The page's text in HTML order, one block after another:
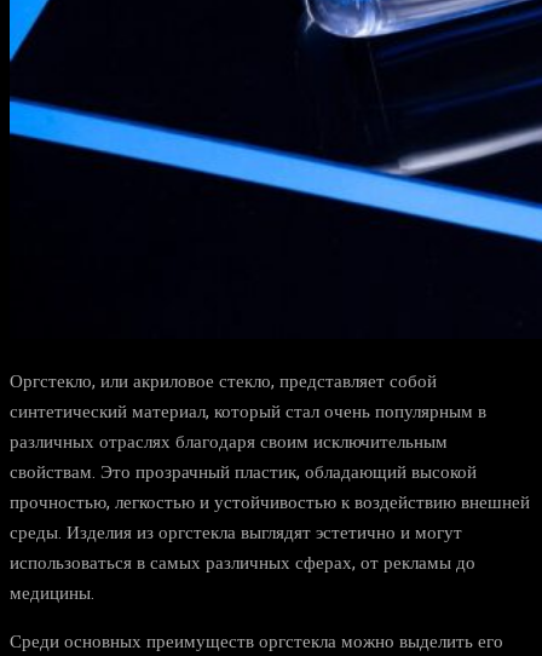
Оргстекло, или акриловое стекло, представляет собой
синтетический материал, который стал очень популярным в
различных отраслях благодаря своим исключительным
свойствам. Это прозрачный пластик, обладающий высокой
прочностью, легкостью и устойчивостью к воздействию внешней
среды. Изделия из оргстекла выглядят эстетично и могут
использоваться в самых различных сферах, от рекламы до
медицины.
Среди основных преимуществ оргстекла можно выделить его